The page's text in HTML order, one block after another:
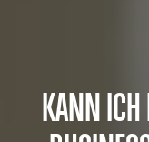
KANN ICH